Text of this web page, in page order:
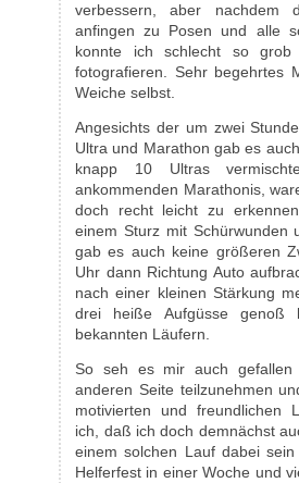
verbessern, aber nachdem
anfingen zu Posen und alle
konnte ich schlecht so
fotografieren. Sehr begehrtes
Weiche selbst.
Angesichts der um zwei
Ultra und Marathon gab es
knapp 10 Ultras
ankommenden Marathonis,
doch recht leicht zu
einem Sturz mit Schürwunden
gab es auch keine größeren
Uhr dann Richtung Auto
nach einer kleinen Stärkung
drei heiße Aufgüsse genoß
bekannten Läufern.
So seh es mir auch
anderen Seite teilzunehmen
motivierten und freundlichen
ich, daß ich doch demnächst
einem solchen Lauf dabei
Helferfest in einer Woche und